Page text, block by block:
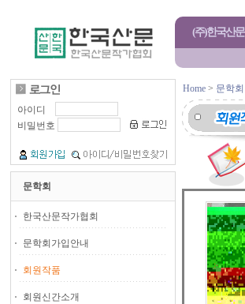
(주)한국산문
아이디
비밀번호
문학회
한국산문작가협회
문학회가입안내
회원작품
회원신간소개
Home > 문학회